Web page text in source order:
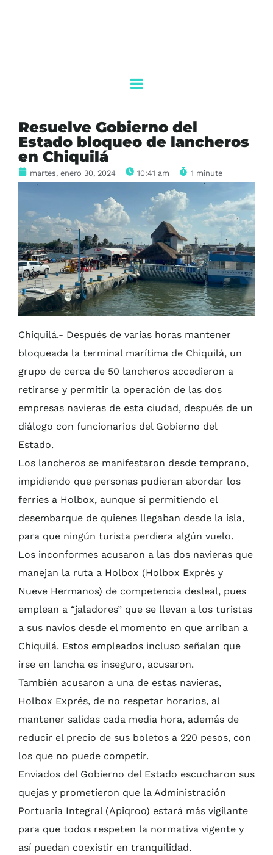
Resuelve Gobierno del
Estado bloqueo de lancheros
en Chiquilá
martes, enero 30, 2024 10:41 am 1 minute
AGENCIA SIM
Chiquilá.- Después de varias horas mantener
bloqueada la terminal marítima de Chiquilá, un
grupo de cerca de 50 lancheros accedieron a
retirarse y permitir la operación de las dos
empresas navieras de esta ciudad, después de un
diálogo con funcionarios del Gobierno del
Estado.
Los lancheros se manifestaron desde temprano,
impidiendo que personas pudieran abordar los
ferries a Holbox, aunque sí permitiendo el
desembarque de quienes llegaban desde la isla,
para que ningún turista perdiera algún vuelo.
Los inconformes acusaron a las dos navieras que
manejan la ruta a Holbox (Holbox Exprés y
Nueve Hermanos) de competencia desleal, pues
emplean a “jaladores” que se llevan a los turistas
a sus navíos desde el momento en que arriban a
Chiquilá. Estos empleados incluso señalan que
irse en lancha es inseguro, acusaron.
También acusaron a una de estas navieras,
Holbox Exprés, de no respetar horarios, al
mantener salidas cada media hora, además de
reducir el precio de sus boletos a 220 pesos, con
los que no puede competir.
Enviados del Gobierno del Estado escucharon sus
quejas y prometieron que la Administración
Portuaria Integral (Apiqroo) estará más vigilante
para que todos respeten la normativa vigente y
así puedan coexistir en tranquilidad.